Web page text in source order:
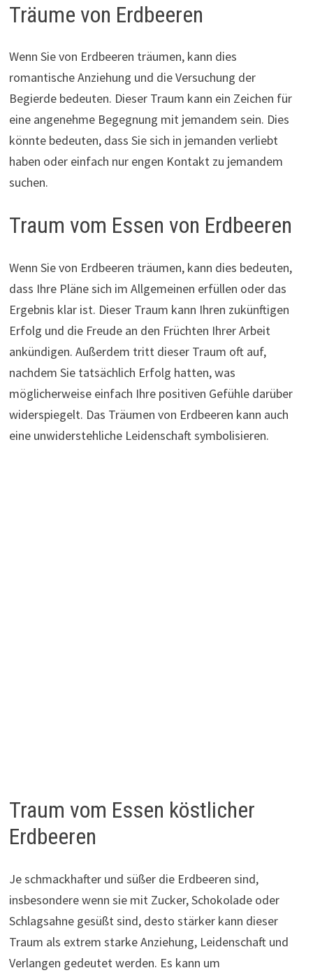
Träume von Erdbeeren
Wenn Sie von Erdbeeren träumen, kann dies
romantische Anziehung und die Versuchung der
Begierde bedeuten. Dieser Traum kann ein Zeichen für
eine angenehme Begegnung mit jemandem sein. Dies
könnte bedeuten, dass Sie sich in jemanden verliebt
haben oder einfach nur engen Kontakt zu jemandem
suchen.
Traum vom Essen von Erdbeeren
Wenn Sie von Erdbeeren träumen, kann dies bedeuten,
dass Ihre Pläne sich im Allgemeinen erfüllen oder das
Ergebnis klar ist. Dieser Traum kann Ihren zukünftigen
Erfolg und die Freude an den Früchten Ihrer Arbeit
ankündigen. Außerdem tritt dieser Traum oft auf,
nachdem Sie tatsächlich Erfolg hatten, was
möglicherweise einfach Ihre positiven Gefühle darüber
widerspiegelt. Das Träumen von Erdbeeren kann auch
eine unwiderstehliche Leidenschaft symbolisieren.
Traum vom Essen köstlicher
Erdbeeren
Je schmackhafter und süßer die Erdbeeren sind,
insbesondere wenn sie mit Zucker, Schokolade oder
Schlagsahne gesüßt sind, desto stärker kann dieser
Traum als extrem starke Anziehung, Leidenschaft und
Verlangen gedeutet werden. Es kann um